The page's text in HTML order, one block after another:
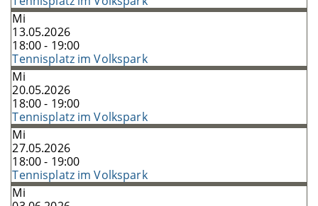
Mi
13.05.2026
18:00 - 19:00
Tennisplatz im Volkspark
Mi
20.05.2026
18:00 - 19:00
Tennisplatz im Volkspark
Mi
27.05.2026
18:00 - 19:00
Tennisplatz im Volkspark
Mi